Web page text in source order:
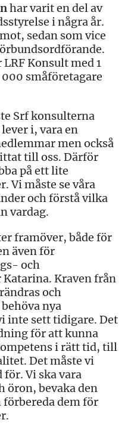
har varit en del av
i några år.
sedan som vice
Konsult med 1
småföretagare
Srf konsulterna
i, vara en
men också
till oss. Därför
på ett lite
Vi måste se våra
och förstå vilka
vardag.
framöver, både för
även för
och
Kraven från
och
nya
inte sett tidigare. Det
för att kunna
i rätt tid, till
Det måste vi
Vi ska vara
öron, bevaka den
förbereda dem för